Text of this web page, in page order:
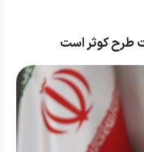
طرح کوثر است